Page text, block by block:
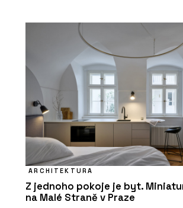
ARCHITEKTURA
Z jednoho pokoje je byt.
na Malé Straně v Praze